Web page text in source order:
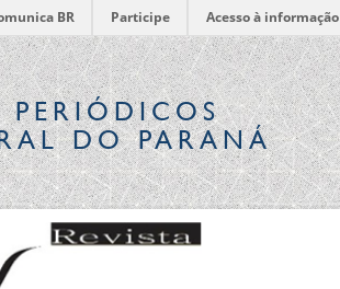
BR Participe Acesso à informação
DO PARANÁ